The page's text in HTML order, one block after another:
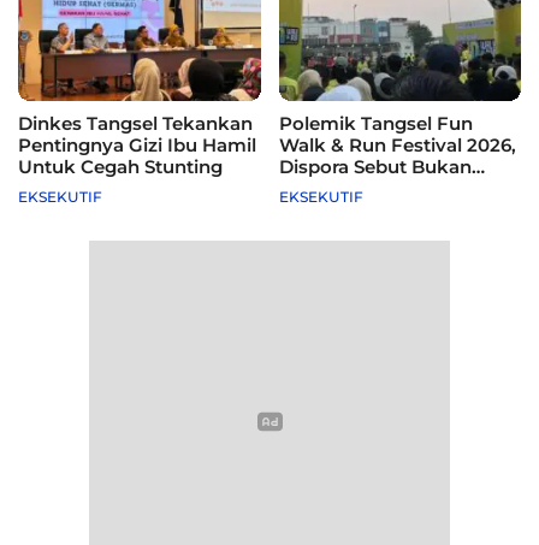
Dinkes Tangsel Tekankan
Pentingnya Gizi Ibu Hamil
Untuk Cegah Stunting
EKSEKUTIF
Polemik Tangsel Fun
Walk & Run Festival 2026,
Dispora Sebut Bukan
Agenda Pemkot
EKSEKUTIF